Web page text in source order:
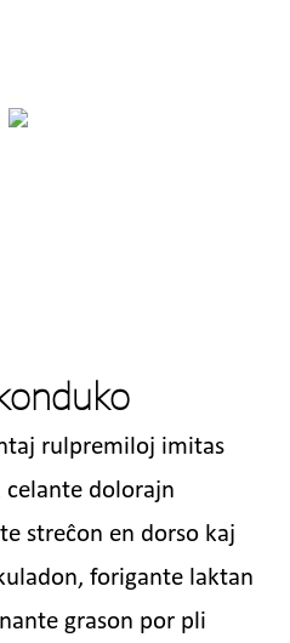
rulpremiloj imitas
celante dolorajn
streĉon en dorso kaj
forigante laktan
grason por pli